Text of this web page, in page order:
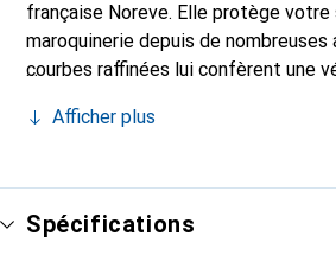
française Noreve. Elle protège
maroquinerie depuis de
courbes raffinées lui confèrent une
est un choix sûr pour une clientèle
Afficher plus
Spécifications